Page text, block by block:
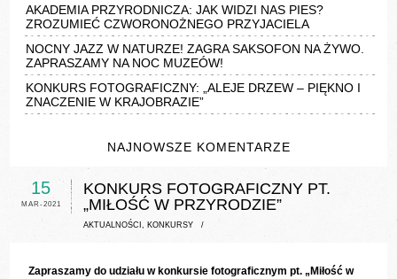
AKADEMIA PRZYRODNICZA: JAK WIDZI NAS PIES?
ZROZUMIEĆ CZWORONOŻNEGO PRZYJACIELA
NOCNY JAZZ W NATURZE! ZAGRA SAKSOFON NA ŻYWO.
ZAPRASZAMY NA NOC MUZEÓW!
KONKURS FOTOGRAFICZNY: „ALEJE DRZEW – PIĘKNO I
ZNACZENIE W KRAJOBRAZIE”
NAJNOWSZE KOMENTARZE
15
MAR-2021
KONKURS FOTOGRAFICZNY PT.
„MIŁOŚĆ W PRZYRODZIE”
AKTUALNOŚCI, KONKURSY /
Zapraszamy do udziału w konkursie fotograficznym pt. „Miłość w